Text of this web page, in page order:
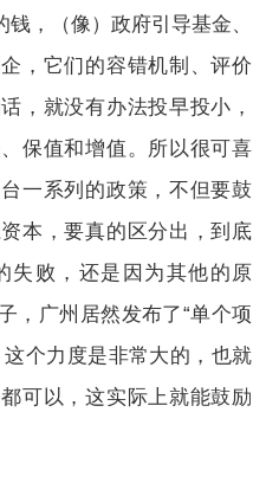
，（像）政府引导基金、
，它们的容错机制、评价
，就没有办法投早投小，
保值和增值。所以很可喜
一系列的政策，不但要鼓
本，要真的区分出，到底
失败，还是因为其他的原
，广州居然发布了“单个项
个力度是非常大的，也就
可以，这实际上就能鼓励